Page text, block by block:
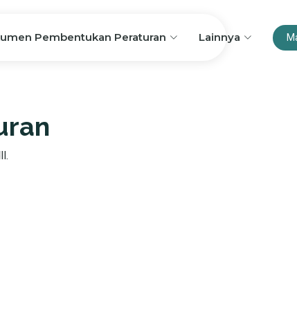
Pembentukan Peraturan Lainnya